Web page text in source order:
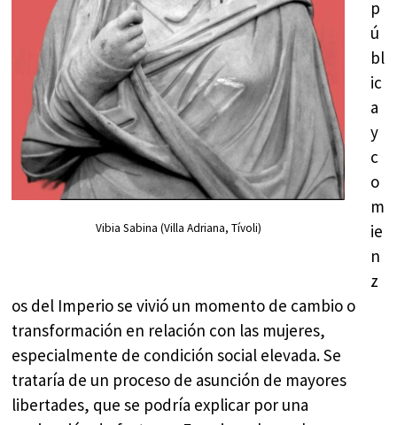
Vibia Sabina (Villa Adriana, Tívoli)
p
ú
bl
ic
a
y
c
o
m
ie
n
z
os del Imperio se vivió un momento de cambio o
transformación en relación con las mujeres,
especialmente de condición social elevada. Se
trataría de un proceso de asunción de mayores
libertades, que se podría explicar por una